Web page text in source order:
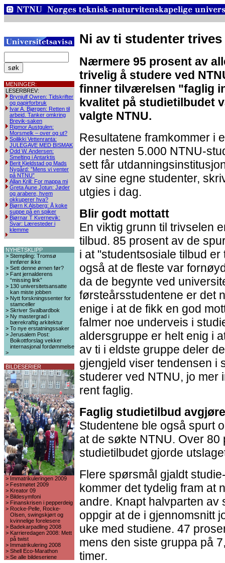
MENINGER:
LESERBREV:
Brynjulf Owren: Tidskrifter
og papirforbruk
Ivar A. Bjørgen: Retten til
arbeid. Tanker omkring
Brevik-saken
Rigmor Austgulen:
Morsmelk – over og ut?
Soilikki Vettenranta:
JULEGAVE MED BISMAK
Odd W. Andersen:
Smelting i Antarktis
Berit Kjeldstad og Mads
Nygård: ”Mens vi venter
på NTNU”
Allan Krill: For mappa mi
Greta Aune Jotun: Jøder
og arabere, hvem
okkuperer hva?
Bjørn K Alsberg: Å koke
suppe på en spiker
Bjørnar T Kvernevik:
Svar: Læresteder i
klemme
NYHETSKLIPP
> Stempling: Tromsø
innfører ikke
> Sett denne ørnen før?
> Fant jernalderens
“missing link”
> 130 universitetsansatte
kan miste jobben
> Nytt forskningssenter for
stamceller
> Skriver Svalbardbok
> Ny mastergrad i
bærekraftig arkitektur
> To nye erstatningssaker
> Jerusalem Post:
Boikottforslag vekker
internasjonal fordømmelse
>
BILDESERIER
> Immatrikuleringen 2009
> Festmøtet 2009
> Kreator 09
> Bildesymfoni
> Finanskrisen i pepperdeig
> Rocke-Pelle, Rocke-
Olsen, swingskjørt og
kvinnelige forelesere
> Badekarpadling 2008
> Karrieredagen 2008: Mett
på twist
> Immatrikulering 2008
> Shell Eco-Marathon
> Se alle bildeseriene
Ni av ti studenter trives
Nærmere 95 prosent av
trivelig å studere ved
finner tilværelsen "faglig
kvalitet på studietilbudet
valgte NTNU.
Resultatene framkommer i
der nesten 5.000 NTNU-
sett får
av sine egne studenter,
utgies i dag.
Blir godt mottatt
En viktig grunn til trivselen
tilbud. 85 prosent av de
i at "studentsosiale tilbud
også at de fleste var
da de begynte ved
førsteårsstudentene er det
enige i at de fikk en god
falmer noe underveis i
aldersgruppe er helt enig i
av ti i eldste gruppe deler
gjengjeld viser tendensen i
studerer ved NTNU, jo mer
rent faglig.
Faglig studietilbud
Studentene ble også spurt
at de søkte NTNU. Over
studietilbudet gjorde
Flere spørsmål gjaldt
kommer det tydelig fram at
andre. Knapt halvparten av
oppgir at de i gjennomsnitt
uke med studiene. 47
mens den siste gruppa på
timer.